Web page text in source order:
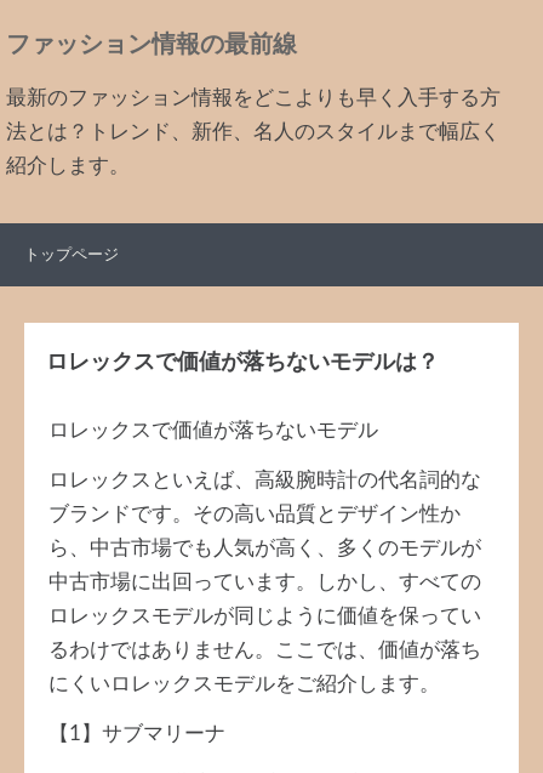
ファッション情報の最前線
最新のファッション情報をどこよりも早く入手する方
法とは？トレンド、新作、名人のスタイルまで幅広く
紹介します。
トップページ
ロレックスで価値が落ちないモデルは？
ロレックスで価値が落ちないモデル
ロレックスといえば、高級腕時計の代名詞的な
ブランドです。その高い品質とデザイン性か
ら、中古市場でも人気が高く、多くのモデルが
中古市場に出回っています。しかし、すべての
ロレックスモデルが同じように価値を保ってい
るわけではありません。ここでは、価値が落ち
にくいロレックスモデルをご紹介します。
【1】サブマリーナ